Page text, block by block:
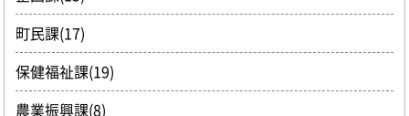
町民課(17)
保健福祉課(19)
農業振興課(8)